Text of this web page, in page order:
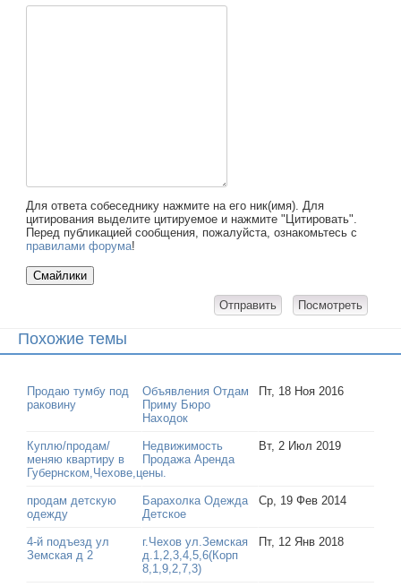
Для ответа собеседнику нажмите на его ник(имя). Для
цитирования выделите цитируемое и нажмите "Цитировать".
Перед публикацией сообщения, пожалуйста, ознакомьтесь с
правилами форума!
Похожие темы
Продаю тумбу под
раковину
Объявления Отдам
Приму Бюро
Находок
Пт, 18 Ноя 2016
Куплю/продам/
меняю квартиру в
Губернском,Чехове,цены.
Недвижимость
Продажа Аренда
Вт, 2 Июл 2019
продам детскую
одежду
Барахолка Одежда
Детское
Ср, 19 Фев 2014
4-й подъезд ул
Земская д 2
г.Чехов ул.Земская
д.1,2,3,4,5,6(Корп
8,1,9,2,7,3)
Пт, 12 Янв 2018